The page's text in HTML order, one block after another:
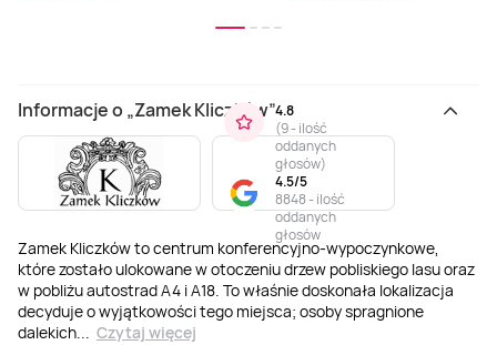
Informacje o „Zamek Kliczków”
Zamek Kliczków to centrum konferencyjno-wypoczynkowe,
które zostało ulokowane w otoczeniu drzew pobliskiego lasu oraz
w pobliżu autostrad A4 i A18. To właśnie doskonała lokalizacja
decyduje o wyjątkowości tego miejsca; osoby spragnione
dalekich... Czytaj więcej
4.8
(9 - ilość
oddanych
głosów)
4.5/5
8848 - ilość
oddanych
głosów